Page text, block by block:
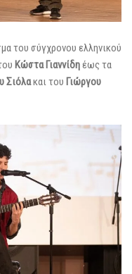
του σύγχρονου ελληνικού
Κώστα Γιαννίδηέως τα
Σιόλακαι του Γιώργου